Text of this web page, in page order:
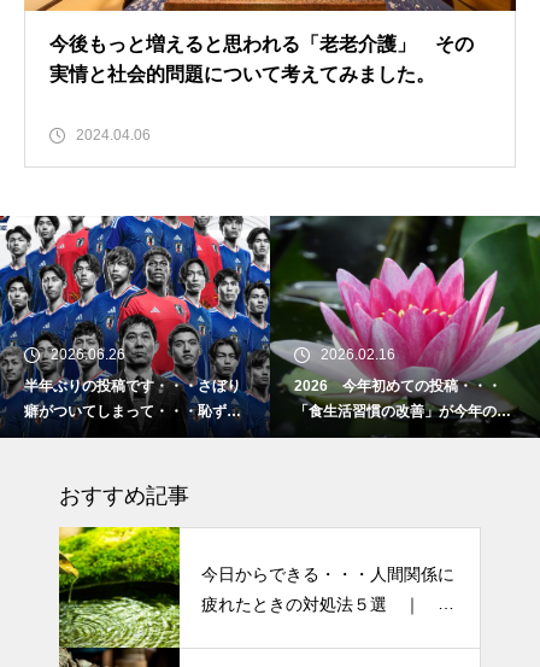
今後もっと増えると思われる「老老介護」 その
実情と社会的問題について考えてみました。
2024.04.06
2026.06.26
半年ぶりの投稿です・・・さぼり
癖がついてしまって・・・恥ずか
しぃ～ (〃ﾉωﾉ)
2026.02.16
2026 今年初めての投稿・・・
「食生活習慣の改善」が今年のテ
ーマです。
おすすめ記事
今日からできる・・・人間関係に
疲れたときの対処法５選 ｜ 心